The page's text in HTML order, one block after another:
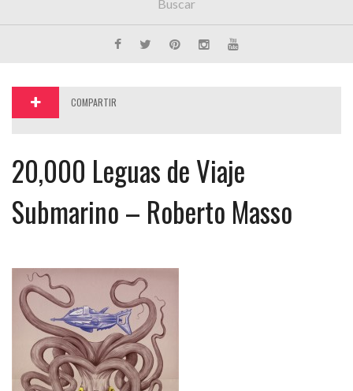
COMPARTIR
20,000 Leguas de Viaje
Submarino – Roberto Masso